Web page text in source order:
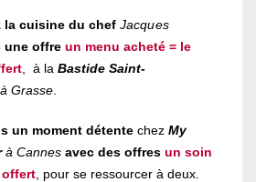
la cuisine du chef Jacques
une offre un menu acheté = le
, à la Bastide Saint-
à Grasse
un moment détente chez My
à Cannes avec des offres un soin
offert , pour se ressourcer à deux.